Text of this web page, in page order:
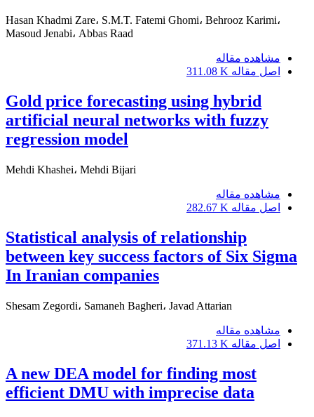
Hasan Khadmi Zare، S.M.T. Fatemi Ghomi، Behrooz Karimi،
Masoud Jenabi، Abbas Raad
مشاهده مقاله
اصل مقاله 311.08 K
Gold price forecasting using hybrid
artificial neural networks with fuzzy
regression model
Mehdi Khashei، Mehdi Bijari
مشاهده مقاله
اصل مقاله 282.67 K
Statistical analysis of relationship
between key success factors of Six Sigma
In Iranian companies
Shesam Zegordi، Samaneh Bagheri، Javad Attarian
مشاهده مقاله
اصل مقاله 371.13 K
A new DEA model for finding most
efficient DMU with imprecise data